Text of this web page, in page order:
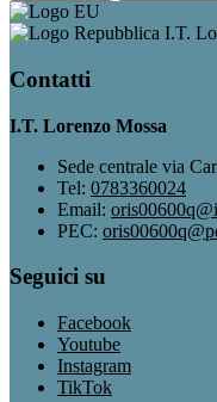
I.T.
Contatti
I.T. Lorenzo Mossa
Sede centrale via
Tel: 0783360024
Email:
PEC:
Seguici su
Facebook
Youtube
Instagram
TikTok